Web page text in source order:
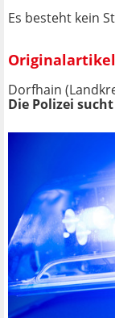
Es besteht kein
Dorfhain
Die Polizei